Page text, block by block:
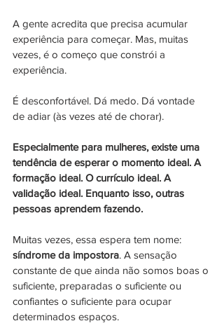
A gente acredita que precisa acumular
experiência para começar. Mas, muitas
vezes, é o começo que constrói a
experiência.
É desconfortável. Dá medo. Dá vontade
de adiar (às vezes até de chorar).
Especialmente para mulheres, existe uma
tendência de esperar o momento ideal. A
formação ideal. O currículo ideal. A
validação ideal. Enquanto isso, outras
pessoas aprendem fazendo.
Muitas vezes, essa espera tem nome:
síndrome da impostora. A sensação
constante de que ainda não somos boas o
suficiente, preparadas o suficiente ou
confiantes o suficiente para ocupar
determinados espaços.